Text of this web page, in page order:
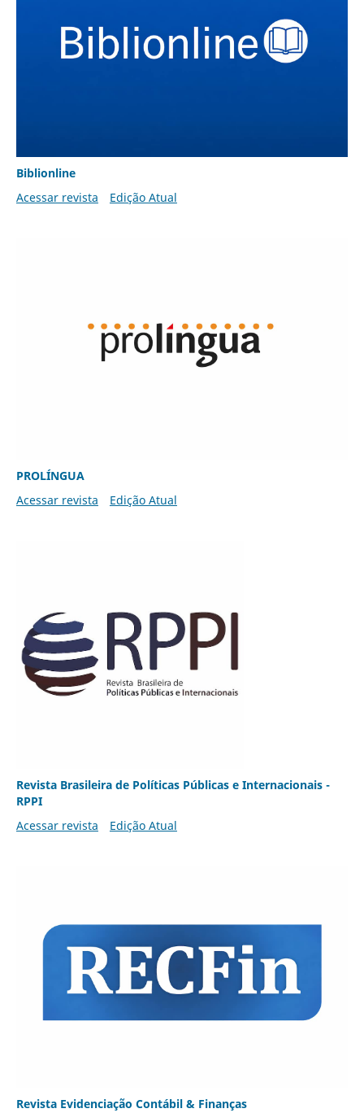
Biblionline
Acessar revista
Edição Atual
PROLÍNGUA
Acessar revista
Edição Atual
Revista Brasileira de Políticas Públicas e Internacionais -
RPPI
Acessar revista
Edição Atual
Revista Evidenciação Contábil & Finanças